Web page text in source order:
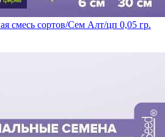
смесь сортов/Сем Алт/цп 0,05 гр.